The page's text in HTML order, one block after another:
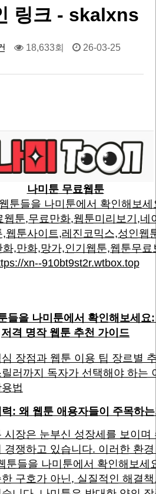
링크 - skalxns
18,633회
26-03-25
나미툰 무료웹툰
툰들을 나미툰에서 확인해보세
웹툰,무료만화,웹툰미리보기,네
,웹툰사이트,레진코믹스,성인웹
화,만화,망가,인기웹툰,웹툰무료
xn--910bt9st2r.wtbox.top
들을 나미툰에서 확인해보세요
저격 명작 웹툰 추천 가이드
장점과 웹툰 이용 팁 장르별
러까지 독자가 선택해야 하는
법
: 왜 웹툰 애용자들이 주목하
시장은 눈부신 성장세를 보이며
경쟁하고 있습니다. 이러한 환
툰들을 나미툰에서 확인해보세
구호가 아닌, 실질적인 해결